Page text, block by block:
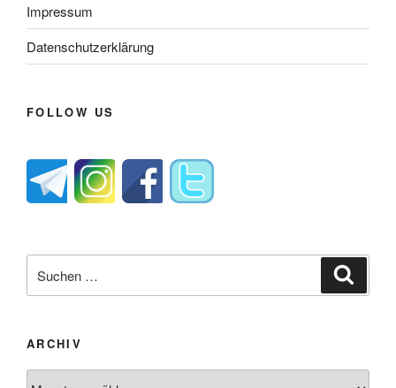
Impressum
Datenschutzerklärung
FOLLOW US
nach:
ARCHIV